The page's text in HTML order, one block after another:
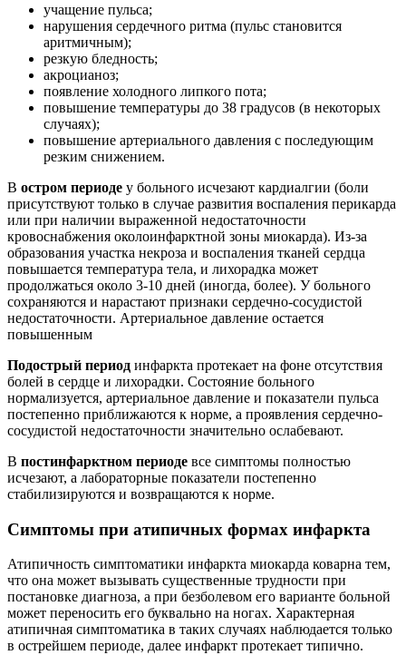
учащение пульса;
нарушения сердечного ритма (пульс становится
аритмичным);
резкую бледность;
акроцианоз;
появление холодного липкого пота;
повышение температуры до 38 градусов (в некоторых
случаях);
повышение артериального давления с последующим
резким снижением.
В остром периоде у больного исчезают кардиалгии (боли
присутствуют только в случае развития воспаления перикарда
или при наличии выраженной недостаточности
кровоснабжения околоинфарктной зоны миокарда). Из-за
образования участка некроза и воспаления тканей сердца
повышается температура тела, и лихорадка может
продолжаться около 3-10 дней (иногда, более). У больного
сохраняются и нарастают признаки сердечно-сосудистой
недостаточности. Артериальное давление остается
повышенным
Подострый период инфаркта протекает на фоне отсутствия
болей в сердце и лихорадки. Состояние больного
нормализуется, артериальное давление и показатели пульса
постепенно приближаются к норме, а проявления сердечно-
сосудистой недостаточности значительно ослабевают.
В постинфарктном периоде все симптомы полностью
исчезают, а лабораторные показатели постепенно
стабилизируются и возвращаются к норме.
Симптомы при атипичных формах инфаркта
Атипичность симптоматики инфаркта миокарда коварна тем,
что она может вызывать существенные трудности при
постановке диагноза, а при безболевом его варианте больной
может переносить его буквально на ногах. Характерная
атипичная симптоматика в таких случаях наблюдается только
в острейшем периоде, далее инфаркт протекает типично.